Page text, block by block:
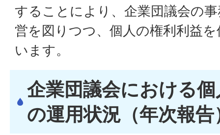
することにより、企業団議会の
営を図りつつ、個人の権利利益
います。
企業団議会における
の運用状況（年次報告